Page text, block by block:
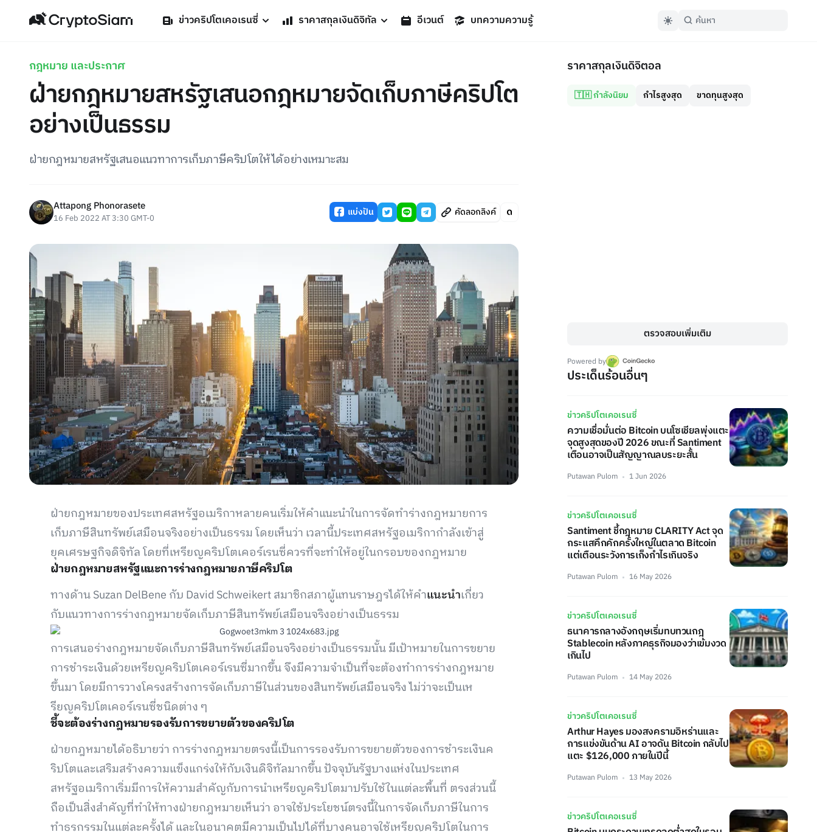
ข่าวคริปโตเคอเรนซี่ ราคาสกุลเงินดิจิทัล อีเวนต์ บทความความรู้
กฎหมาย และประกาศ
ฝ่ายกฎหมายสหรัฐเสนอกฎหมายจัดเก็บภาษีคริปโต
อย่างเป็นธรรม
ฝ่ายกฎหมายสหรัฐเสนอแนวทาการเก็บภาษีคริปโตให้ได้อย่างเหมาะสม
Attapong Phonorasete
16 Feb 2022 AT 3:30 GMT-0 แบ่งปัน คัดลอกลิงค์
ฝ่ายกฎหมายของประเทศสหรัฐอเมริกาหลายคนเริ่มให้คำแนะนำในการจัดทำร่างกฎหมายการ
เก็บภาษีสินทรัพย์เสมือนจริงอย่างเป็นธรรม โดยเห็นว่า เวลานี้ประเทศสหรัฐอเมริกากำลังเข้าสู่
ยุคเศรษฐกิจดิจิทัล โดยที่เหรียญคริปโตเคอร์เรนซี่ควรที่จะทำให้อยู่ในกรอบของกฎหมาย
ฝ่ายกฎหมายสหรัฐแนะการร่างกฎหมายภาษีคริปโต
ทางด้าน Suzan DelBene กับ David Schweikert สมาชิกสภาผู้แทนราษฎรได้ให้คำแนะนำเกี่ยว
กับแนวทางการร่างกฎหมายจัดเก็บภาษีสินทรัพย์เสมือนจริงอย่างเป็นธรรม
การเสนอร่างกฎหมายจัดเก็บภาษีสินทรัพย์เสมือนจริงอย่างเป็นธรรมนั้น มีเป้าหมายในการขยาย
การชำระเงินด้วยเหรียญคริปโตเคอร์เรนซี่มากขึ้น จึงมีความจำเป็นที่จะต้องทำการร่างกฎหมาย
ขึ้นมา โดยมีการวางโครงสร้างการจัดเก็บภาษีในส่วนของสินทรัพย์เสมือนจริง ไม่ว่าจะเป็นเห
รียญคริปโตเคอร์เรนซี่ชนิดต่าง ๆ
ชี้จะต้องร่างกฎหมายรองรับการขยายตัวของคริปโต
ฝ่ายกฎหมายได้อธิบายว่า การร่างกฎหมายตรงนี้เป็นการรองรับการขยายตัวของการชำระเงินค
ริปโตและเสริมสร้างความแข็งแกร่งให้กับเงินดิจิทัลมากขึ้น ปัจจุบันรัฐบางแห่งในประเทศ
สหรัฐอเมริกาเริ่มมีการให้ความสำคัญกับการนำเหรียญคริปโตมาปรับใช้ในแต่ละพื้นที่ ตรงส่วนนี้
ถือเป็นสิ่งสำคัญที่ทำให้ทางฝ่ายกฎหมายเห็นว่า อาจใช้ประโยชน์ตรงนี้ในการจัดเก็บภาษีในการ
ทำธุรกรรมในแต่ละครั้งได้ และในอนาคตมีความเป็นไปได้ที่บางคนอาจใช้เหรียญคริปโตในการ
ราคาสกุลเงินดิจิตอล
🇹🇭 กำลังนิยม กำไรสูงสุด ขาดทุนสูงสุด
ตรวจสอบเพิ่มเติม
Powered by
ประเด็นร้อนอื่นๆ
ข่าวคริปโตเคอเรนซี่
ความเชื่อมั่นต่อ Bitcoin บนโซเชียลพุ่งแตะ
จุดสูงสุดของปี 2026 ขณะที่ Santiment
เตือนอาจเป็นสัญญาณลบระยะสั้น
Putawan Pulom 1 Jun 2026
ข่าวคริปโตเคอเรนซี่
Santiment ชี้กฎหมาย CLARITY Act จุด
กระแสคึกคักครั้งใหญ่ในตลาด Bitcoin
แต่เตือนระวังการเก็งกำไรเกินจริง
Putawan Pulom 16 May 2026
ข่าวคริปโตเคอเรนซี่
ธนาคารกลางอังกฤษเริ่มทบทวนกฎ
Stablecoin หลังภาคธุรกิจมองว่าเข้มงวด
เกินไป
Putawan Pulom 14 May 2026
ข่าวคริปโตเคอเรนซี่
Arthur Hayes มองสงครามอิหร่านและ
การแข่งขันด้าน AI อาจดัน Bitcoin กลับไป
แตะ $126,000 ภายในปีนี้
Putawan Pulom 13 May 2026
ข่าวคริปโตเคอเรนซี่